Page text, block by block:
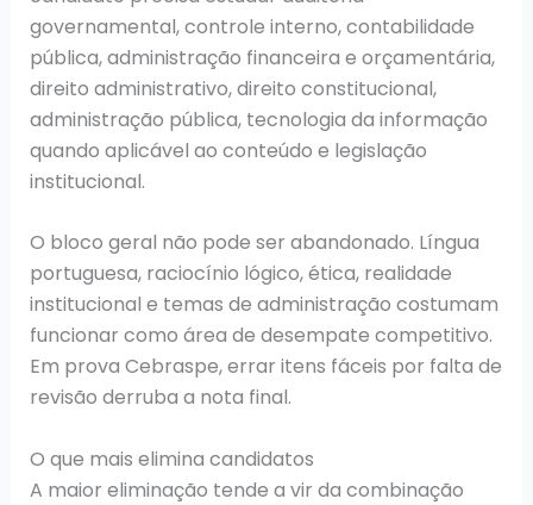
governamental, controle interno, contabilidade
pública, administração financeira e orçamentária,
direito administrativo, direito constitucional,
administração pública, tecnologia da informação
quando aplicável ao conteúdo e legislação
institucional.
O bloco geral não pode ser abandonado. Língua
portuguesa, raciocínio lógico, ética, realidade
institucional e temas de administração costumam
funcionar como área de desempate competitivo.
Em prova Cebraspe, errar itens fáceis por falta de
revisão derruba a nota final.
O que mais elimina candidatos
A maior eliminação tende a vir da combinação